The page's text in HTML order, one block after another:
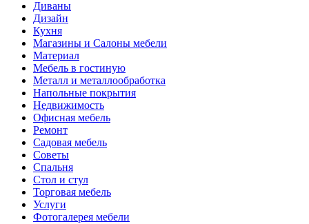
Диваны
Дизайн
Кухня
Магазины и Салоны мебели
Материал
Мебель в гостиную
Металл и металлообработка
Напольные покрытия
Недвижимость
Офисная мебель
Ремонт
Садовая мебель
Советы
Спальня
Стол и стул
Торговая мебель
Услуги
Фотогалерея мебели